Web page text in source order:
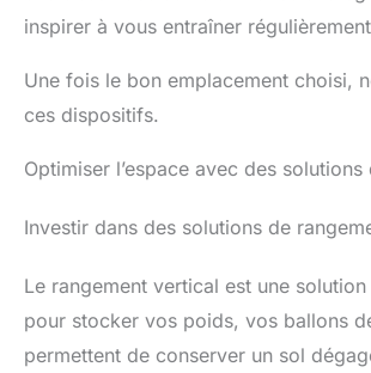
inspirer à vous entraîner
Une fois le bon emplacement choisi,
ces dispositifs.
Optimiser l’espace avec des
Investir dans des solutions de
Le rangement vertical est une
pour stocker vos poids, vos ballons
permettent de conserver un sol